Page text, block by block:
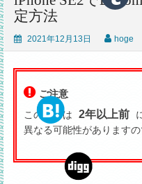
定方法
2021年12月13日 hoge
ご注意
この記事は
2年以上前
異なる可能性があります